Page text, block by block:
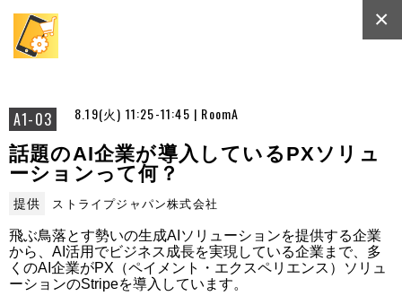
A1-03 8.19(火) 11:25-11:45 | RoomA
×
話題のAI企業が導入しているPXソリュ
ーションって何？
提供 ストライプジャパン株式会社
飛ぶ鳥落とす勢いの生成AIソリューションを提供する企業
から、AI活用でビジネス成長を実現している企業まで、多
くのAI企業がPX（ペイメント・エクスペリエンス）ソリュ
ーションのStripeを導入しています。